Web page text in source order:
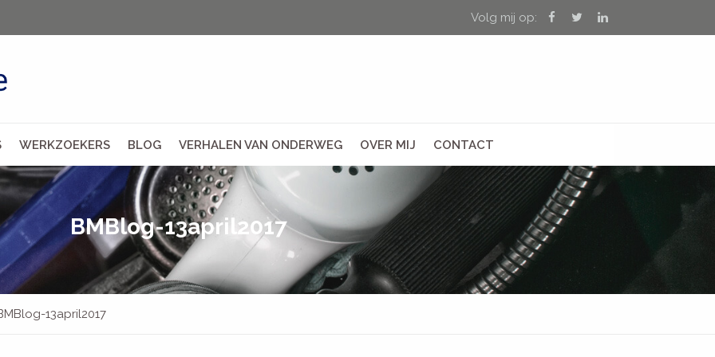
Volg mij op:
WERKZOEKERS BLOG VERHALEN VAN ONDERWEG OVER MIJ CONTACT
BMBlog-13april2017
13april2017